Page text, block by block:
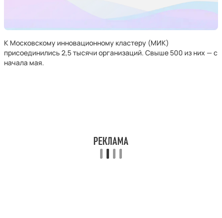
К Московскому инновационному кластеру (МИК)
присоединились 2,5 тысячи организаций. Свыше 500 из них — с
начала мая.